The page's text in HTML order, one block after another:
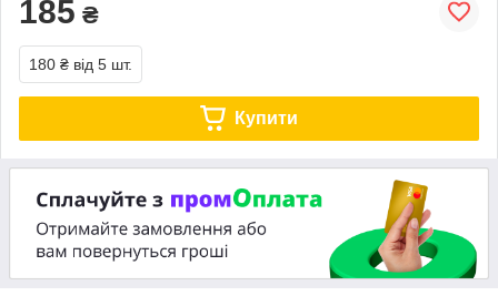
185 ₴
180 ₴ від 5 шт.
Купити